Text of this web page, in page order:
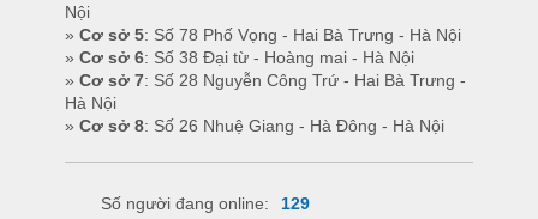
Nội
» Cơ sở 5: Số 78 Phố Vọng - Hai Bà Trưng - Hà Nội
» Cơ sở 6: Số 38 Đại từ - Hoàng mai - Hà Nội
» Cơ sở 7: Số 28 Nguyễn Công Trứ - Hai Bà Trưng -
Hà Nội
» Cơ sở 8: Số 26 Nhuệ Giang - Hà Đông - Hà Nội
Số người đang online:
129